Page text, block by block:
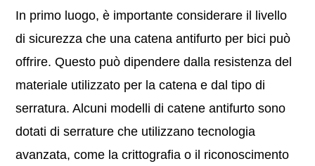
In primo luogo, è importante considerare il livello
di sicurezza che una catena antifurto per bici può
offrire. Questo può dipendere dalla resistenza del
materiale utilizzato per la catena e dal tipo di
serratura. Alcuni modelli di catene antifurto sono
dotati di serrature che utilizzano tecnologia
avanzata, come la crittografia o il riconoscimento